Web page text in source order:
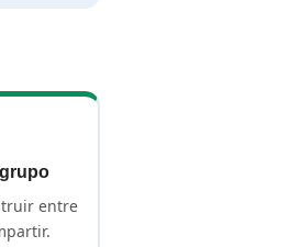
entre